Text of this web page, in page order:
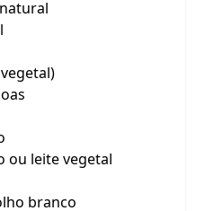
ou leite vegetal
branco